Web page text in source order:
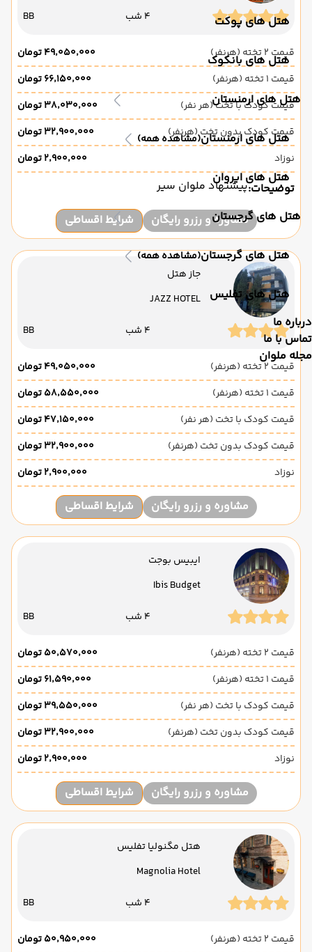
هتل های پوکت
هتل های بانکوک
هتل های ارمنستان
هتل های ارمنستان(مشاهده همه)
هتل های ایروان
هتل های گرجستان
هتل های گرجستان(مشاهده همه)
هتل های تفلیس
درباره ما
تماس با ما
مجله ملوان
4 شب BB
قیمت 2 تخته (هرنفر)
۴۹٬۰۵۰٬۰۰۰ تومان
قیمت 1 تخته (هرنفر)
۶۶٬۱۵۰٬۰۰۰ تومان
قیمت کودک با تخت (هر نفر)
۳۸٬۰۳۰٬۰۰۰ تومان
قیمت کودک بدون تخت (هرنفر)
۳۲٬۹۰۰٬۰۰۰ تومان
نوزاد
۲٬۹۰۰٬۰۰۰ تومان
توضیحات:پیشنهاد ملوان سیر
مشاوره و رزرو رایگان
شرایط اقساطی
جاز هتل
JAZZ HOTEL
4 شب BB
قیمت 2 تخته (هرنفر)
۴۹٬۰۵۰٬۰۰۰ تومان
قیمت 1 تخته (هرنفر)
۵۸٬۵۵۰٬۰۰۰ تومان
قیمت کودک با تخت (هر نفر)
۴۷٬۱۵۰٬۰۰۰ تومان
قیمت کودک بدون تخت (هرنفر)
۳۲٬۹۰۰٬۰۰۰ تومان
نوزاد
۲٬۹۰۰٬۰۰۰ تومان
مشاوره و رزرو رایگان شرایط اقساطی
ایبیس بوجت
Ibis Budget
4 شب BB
قیمت 2 تخته (هرنفر)
۵۰٬۵۷۰٬۰۰۰ تومان
قیمت 1 تخته (هرنفر)
۶۱٬۵۹۰٬۰۰۰ تومان
قیمت کودک با تخت (هر نفر)
۳۹٬۵۵۰٬۰۰۰ تومان
قیمت کودک بدون تخت (هرنفر)
۳۲٬۹۰۰٬۰۰۰ تومان
نوزاد
۲٬۹۰۰٬۰۰۰ تومان
مشاوره و رزرو رایگان شرایط اقساطی
هتل مگنولیا تفلیس
Magnolia Hotel
4 شب BB
قیمت 2 تخته (هرنفر)
۵۰٬۹۵۰٬۰۰۰ تومان